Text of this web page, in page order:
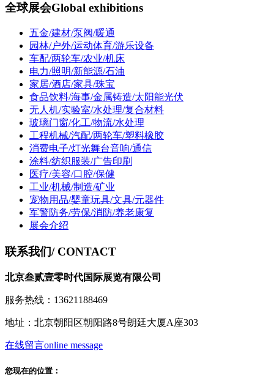
全球展会Global exhibitions
五金/建材/泵阀/暖通
园林/户外/运动体育/游乐设备
车配/两轮车/农业/机床
电力/照明/新能源/石油
家居/酒店/家具/珠宝
食品饮料/海事/金属铸造/太阳能光伏
无人机/实验室/水处理/复合材料
玻璃门窗/化工/物流/水处理
工程机械/汽配/两轮车/塑料橡胶
消费电子/灯光舞台音响/通信
涂料/纺织服装/广告印刷
医疗/美容/口腔/保健
工业/机械/制造/矿业
宠物用品/婴童玩具/文具/元器件
军警防务/劳保/消防/养老康复
展会介绍
联系我们/ CONTACT
北京叁贰壹零时代国际展览有限公司
服务热线：13621188469
地址：北京朝阳区朝阳路8号朗廷大厦A座303
在线留言online message
您现在的位置：